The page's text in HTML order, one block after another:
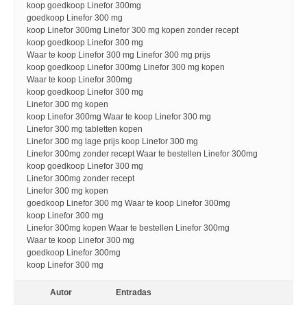
koop goedkoop Linefor 300mg
goedkoop Linefor 300 mg
koop Linefor 300mg Linefor 300 mg kopen zonder recept
koop goedkoop Linefor 300 mg
Waar te koop Linefor 300 mg Linefor 300 mg prijs
koop goedkoop Linefor 300mg Linefor 300 mg kopen
Waar te koop Linefor 300mg
koop goedkoop Linefor 300 mg
Linefor 300 mg kopen
koop Linefor 300mg Waar te koop Linefor 300 mg
Linefor 300 mg tabletten kopen
Linefor 300 mg lage prijs koop Linefor 300 mg
Linefor 300mg zonder recept Waar te bestellen Linefor 300mg
koop goedkoop Linefor 300 mg
Linefor 300mg zonder recept
Linefor 300 mg kopen
goedkoop Linefor 300 mg Waar te koop Linefor 300mg
koop Linefor 300 mg
Linefor 300mg kopen Waar te bestellen Linefor 300mg
Waar te koop Linefor 300 mg
goedkoop Linefor 300mg
koop Linefor 300 mg
Autor Entradas